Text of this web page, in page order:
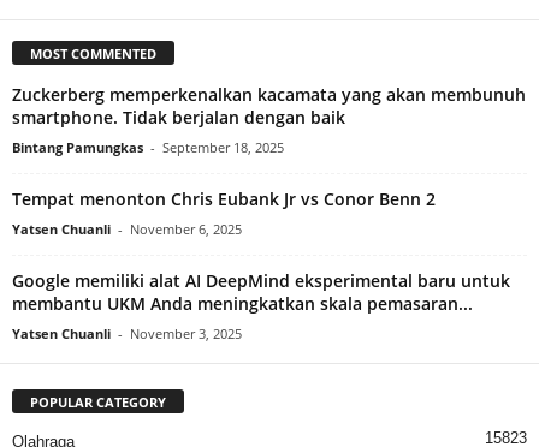
MOST COMMENTED
Zuckerberg memperkenalkan kacamata yang akan membunuh
smartphone. Tidak berjalan dengan baik
Bintang Pamungkas - September 18, 2025
Tempat menonton Chris Eubank Jr vs Conor Benn 2
Yatsen Chuanli - November 6, 2025
Google memiliki alat AI DeepMind eksperimental baru untuk
membantu UKM Anda meningkatkan skala pemasaran...
Yatsen Chuanli - November 3, 2025
POPULAR CATEGORY
Olahraga 15823